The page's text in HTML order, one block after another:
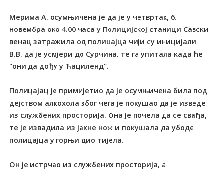
Мерима А. осумњичена је да је у четвртак, 6.
новембра око 4.00 часа у Полицијској станици Савски
венац затражила од полицајца чији су иницијали
В.В. да је усмјери до Сурчина, те га упитала када ће
"они да дођу у Ћациленд".
Полицајац је примијетио да је осумњичена била под
дејством алкохола због чега је покушао да је изведе
из службених просторија. Она је почела да се свађа,
те је извадила из јакне нож и покушала да убоде
полицајца у горњи дио тијела.
Он је истрчао из службених просторија, а